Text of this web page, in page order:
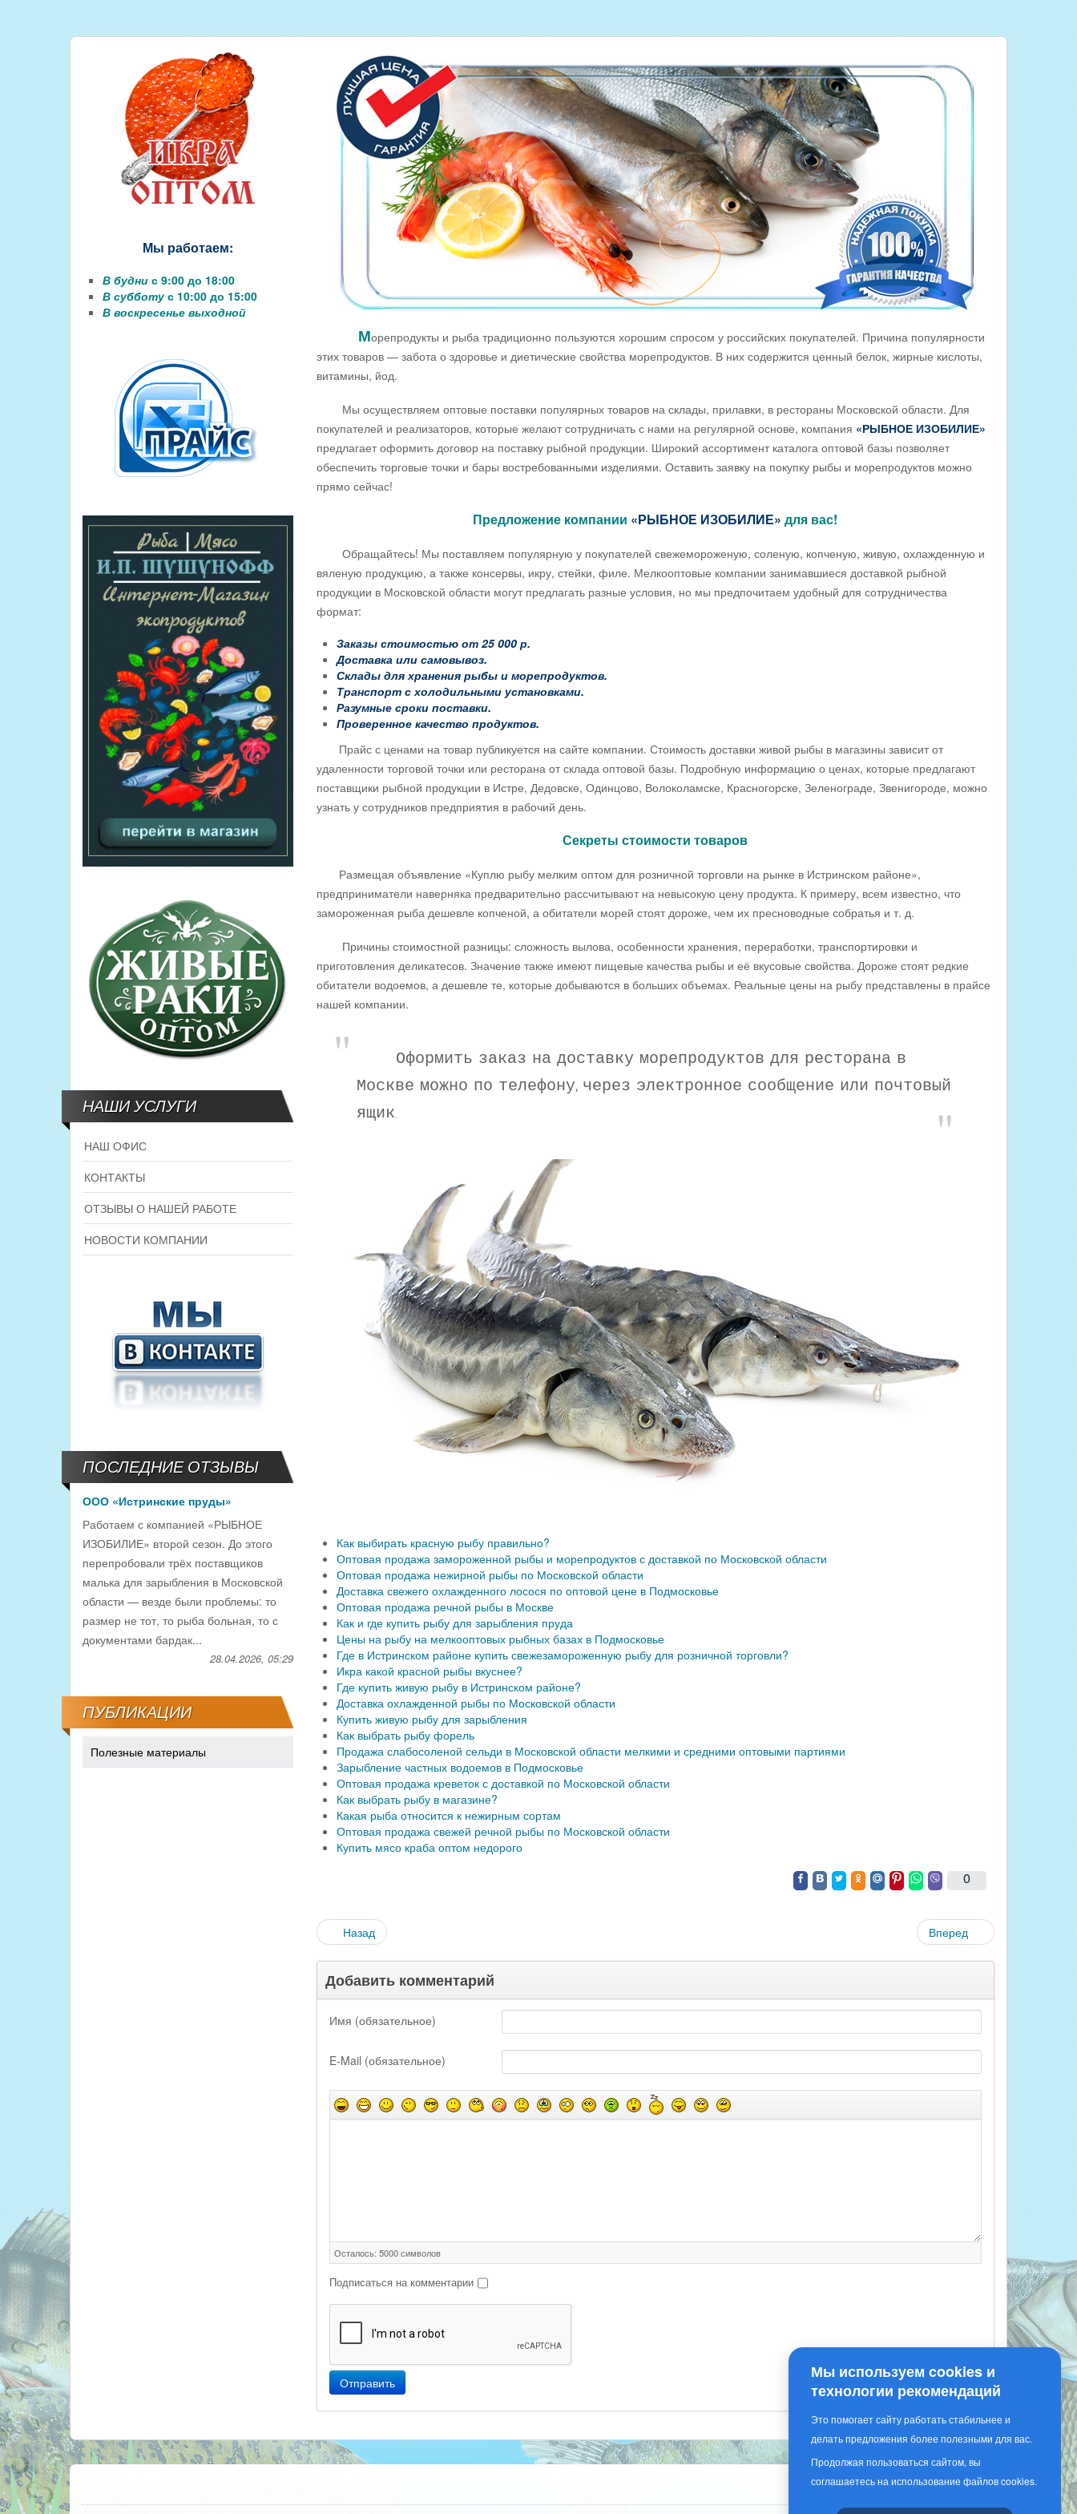
КОПЧЕНАЯ РЫБА
ВЯЛЕНАЯ РЫБА
ИКРА
РЫБНЫЕ КОНСЕРВЫ
РЫБНЫЕ СТЕЙКИ ОПТОМ
ФИЛЕ РЫБЫ
РЫБА ДЛЯ ЗАРЫБЛЕНИЯ ВОДОЕМА
Оптовые цены на ЖИВУЮ РЫБУ
Оптовые цены на ОХЛАЖДЕННУЮ
РЫБУ
Оптовые цены на ВЯЛЕНУЮ РЫБУ
Оптовые цены на ФИЛЕ ИЗ РЫБЫ
Оптовые цены на СОЛЕНУЮ РЫБУ
Оптовые цены на КОПЧЁНУЮ РЫБУ
Скачать все прайсы в одном архиве
Морепродукты и рыба традиционно пользуются хорошим спросом у российских покупателей. Причина популярности
этих товаров — забота о здоровье и диетические свойства морепродуктов. В них содержится ценный белок, жирные кислоты,
витамины, йод.
Мы осуществляем оптовые поставки популярных товаров на склады, прилавки, в рестораны Московской области. Для
покупателей и реализаторов, которые желают сотрудничать с нами на регулярной основе, компания «РЫБНОЕ ИЗОБИЛИЕ»
предлагает оформить договор на поставку рыбной продукции. Широкий ассортимент каталога оптовой базы позволяет
обеспечить торговые точки и бары востребованными изделиями. Оставить заявку на покупку рыбы и морепродуктов можно
прямо сейчас!
Предложение компании «РЫБНОЕ ИЗОБИЛИЕ» для вас!
Обращайтесь! Мы поставляем популярную у покупателей свежемороженую, соленую, копченую, живую, охлажденную и
вяленую продукцию, а также консервы, икру, стейки, филе. Мелкооптовые компании занимавшиеся доставкой рыбной
продукции в Московской области могут предлагать разные условия, но мы предпочитаем удобный для сотрудничества
формат:
Заказы стоимостью от 25 000 р.
Доставка или самовывоз.
Склады для хранения рыбы и морепродуктов.
Транспорт с холодильными установками.
Разумные сроки поставки.
Проверенное качество продуктов.
Прайс с ценами на товар публикуется на сайте компании. Стоимость доставки живой рыбы в магазины зависит от
удаленности торговой точки или ресторана от склада оптовой базы. Подробную информацию о ценах, которые предлагают
поставщики рыбной продукции в Истре, Дедовске, Одинцово, Волоколамске, Красногорске, Зеленограде, Звенигороде, можно
узнать у сотрудников предприятия в рабочий день.
Секреты стоимости товаров
Размещая объявление «Куплю рыбу мелким оптом для розничной торговли на рынке в Истринском районе»,
предприниматели наверняка предварительно рассчитывают на невысокую цену продукта. К примеру, всем известно, что
замороженная рыба дешевле копченой, а обитатели морей стоят дороже, чем их пресноводные собратья и т. д.
Причины стоимостной разницы: сложность вылова, особенности хранения, переработки, транспортировки и
приготовления деликатесов. Значение также имеют пищевые качества рыбы и её вкусовые свойства. Дороже стоят редкие
обитатели водоемов, а дешевле те, которые добываются в больших объемах. Реальные цены на рыбу представлены в прайсе
нашей компании.
Оформить заказ на доставку морепродуктов для ресторана в
Москве можно по телефону, через электронное сообщение или почтовый
ящик.
Как выбирать красную рыбу правильно?
Оптовая продажа замороженной рыбы и морепродуктов с доставкой по Московской области
Оптовая продажа нежирной рыбы по Московской области
Доставка свежего охлажденного лосося по оптовой цене в Подмосковье
Оптовая продажа речной рыбы в Москве
Как и где купить рыбу для зарыбления пруда
Цены на рыбу на мелкооптовых рыбных базах в Подмосковье
Где в Истринском районе купить свежезамороженную рыбу для розничной торговли?
Икра какой красной рыбы вкуснее?
Где купить живую рыбу в Истринском районе?
Доставка охлажденной рыбы по Московской области
Купить живую рыбу для зарыбления
Как выбрать рыбу форель
Продажа слабосоленой сельди в Московской области мелкими и средними оптовыми партиями
Зарыбление частных водоемов в Подмосковье
Оптовая продажа креветок с доставкой по Московской области
Как выбрать рыбу в магазине?
Какая рыба относится к нежирным сортам
Оптовая продажа свежей речной рыбы по Московской области
Купить мясо краба оптом недорого
0
Назад Вперед
Добавить комментарий
Имя (обязательное)
E-Mail (обязательное)
Осталось: 5000символов
Подписаться на комментарии
Отправить
Мы работаем:
В будни с 9:00 до 18:00
В субботус 10:00 до 15:00
В воскресенье выходной
НАШИ УСЛУГИ
НАШ ОФИС
КОНТАКТЫ
ОТЗЫВЫ О НАШЕЙ РАБОТЕ
НОВОСТИ КОМПАНИИ
ПОСЛЕДНИЕ ОТЗЫВЫ
ООО «Истринские пруды»
Работаем с компанией «РЫБНОЕ
ИЗОБИЛИЕ» второй сезон. До этого
перепробовали трёх поставщиков
малька для зарыбления в Московской
области — везде были проблемы: то
размер не тот, то рыба больная, то с
документами бардак...
28.04.2026, 05:29
ПУБЛИКАЦИИ
Полезные материалы
Мы используем cookies и
технологии рекомендаций
Это помогает сайту работать стабильнее и
делать предложения более полезными для вас.
Продолжая пользоваться сайтом, вы
соглашаетесь на использование файлов cookies.